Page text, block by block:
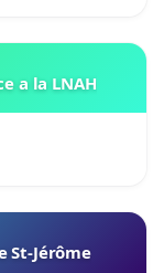
a la LNAH
St-Jérôme